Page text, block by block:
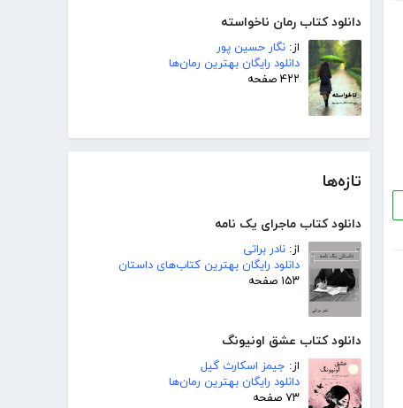
دانلود کتاب رمان ناخواسته
از: نگار حسین پور
دانلود رایگان بهترین رمان‌ها
۴۲۲ صفحه
تازه‌ها
دانلود کتاب ماجرای یک نامه
از: نادر براتی
دانلود رایگان بهترین کتاب‌های داستان
۱۵۳ صفحه
دانلود کتاب عشق اونیونگ
از: جیمز اسکارث گیل
دانلود رایگان بهترین رمان‌ها
۷۳ صفحه